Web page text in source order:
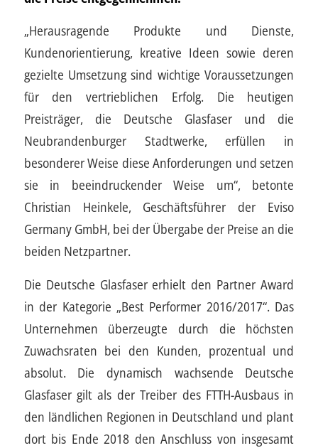
„Herausragende Produkte und Dienste,
Kundenorientierung, kreative Ideen sowie deren
gezielte Umsetzung sind wichtige Voraussetzungen
für den vertrieblichen Erfolg. Die heutigen
Preisträger, die Deutsche Glasfaser und die
Neubrandenburger Stadtwerke, erfüllen in
besonderer Weise diese Anforderungen und setzen
sie in beeindruckender Weise um“, betonte
Christian Heinkele, Geschäftsführer der Eviso
Germany GmbH, bei der Übergabe der Preise an die
beiden Netzpartner.
Die Deutsche Glasfaser erhielt den Partner Award
in der Kategorie „Best Performer 2016/2017“. Das
Unternehmen überzeugte durch die höchsten
Zuwachsraten bei den Kunden, prozentual und
absolut. Die dynamisch wachsende Deutsche
Glasfaser gilt als der Treiber des FTTH-Ausbaus in
den ländlichen Regionen in Deutschland und plant
dort bis Ende 2018 den Anschluss von insgesamt